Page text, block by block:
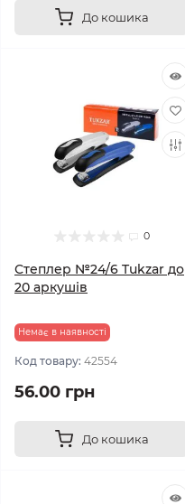
До кошика
0
Степлер №24/6 Tukzar до
20 аркушів
Немає в наявності
Код товару: 42554
56.00 грн
До кошика